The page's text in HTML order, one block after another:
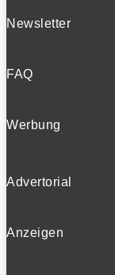
Newsletter
FAQ
Werbung
Advertorial
Anzeigen